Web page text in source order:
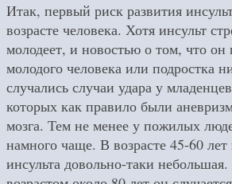
Итак, первый риск развития
возрасте человека. Хотя инсульт
молодеет, и новостью о том, что
молодого человека или подростка
случались случаи удара у
которых как правило были
мозга. Тем не менее у пожилых
намного чаще. В возрасте 45-60 лет
инсульта довольно-таки